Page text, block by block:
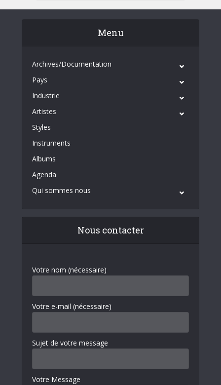
Menu
Archives/Documentation
Pays
Industrie
Artistes
Styles
Instruments
Albums
Agenda
Qui sommes nous
Nous contacter
Votre nom (nécessaire)
Votre e-mail (nécessaire)
Sujet de votre message
Votre Message